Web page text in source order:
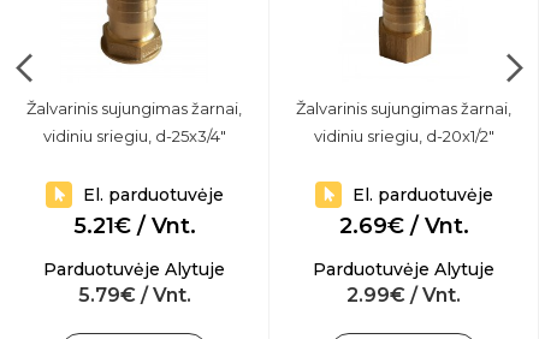
Žalvarinis sujungimas žarnai,
vidiniu sriegiu, d-25x3/4"
El. parduotuvėje
5.21€ / Vnt.
Parduotuvėje Alytuje
5.79€ / Vnt.
Žalvarinis sujungimas žarnai,
vidiniu sriegiu, d-20x1/2"
El. parduotuvėje
2.69€ / Vnt.
Parduotuvėje Alytuje
2.99€ / Vnt.